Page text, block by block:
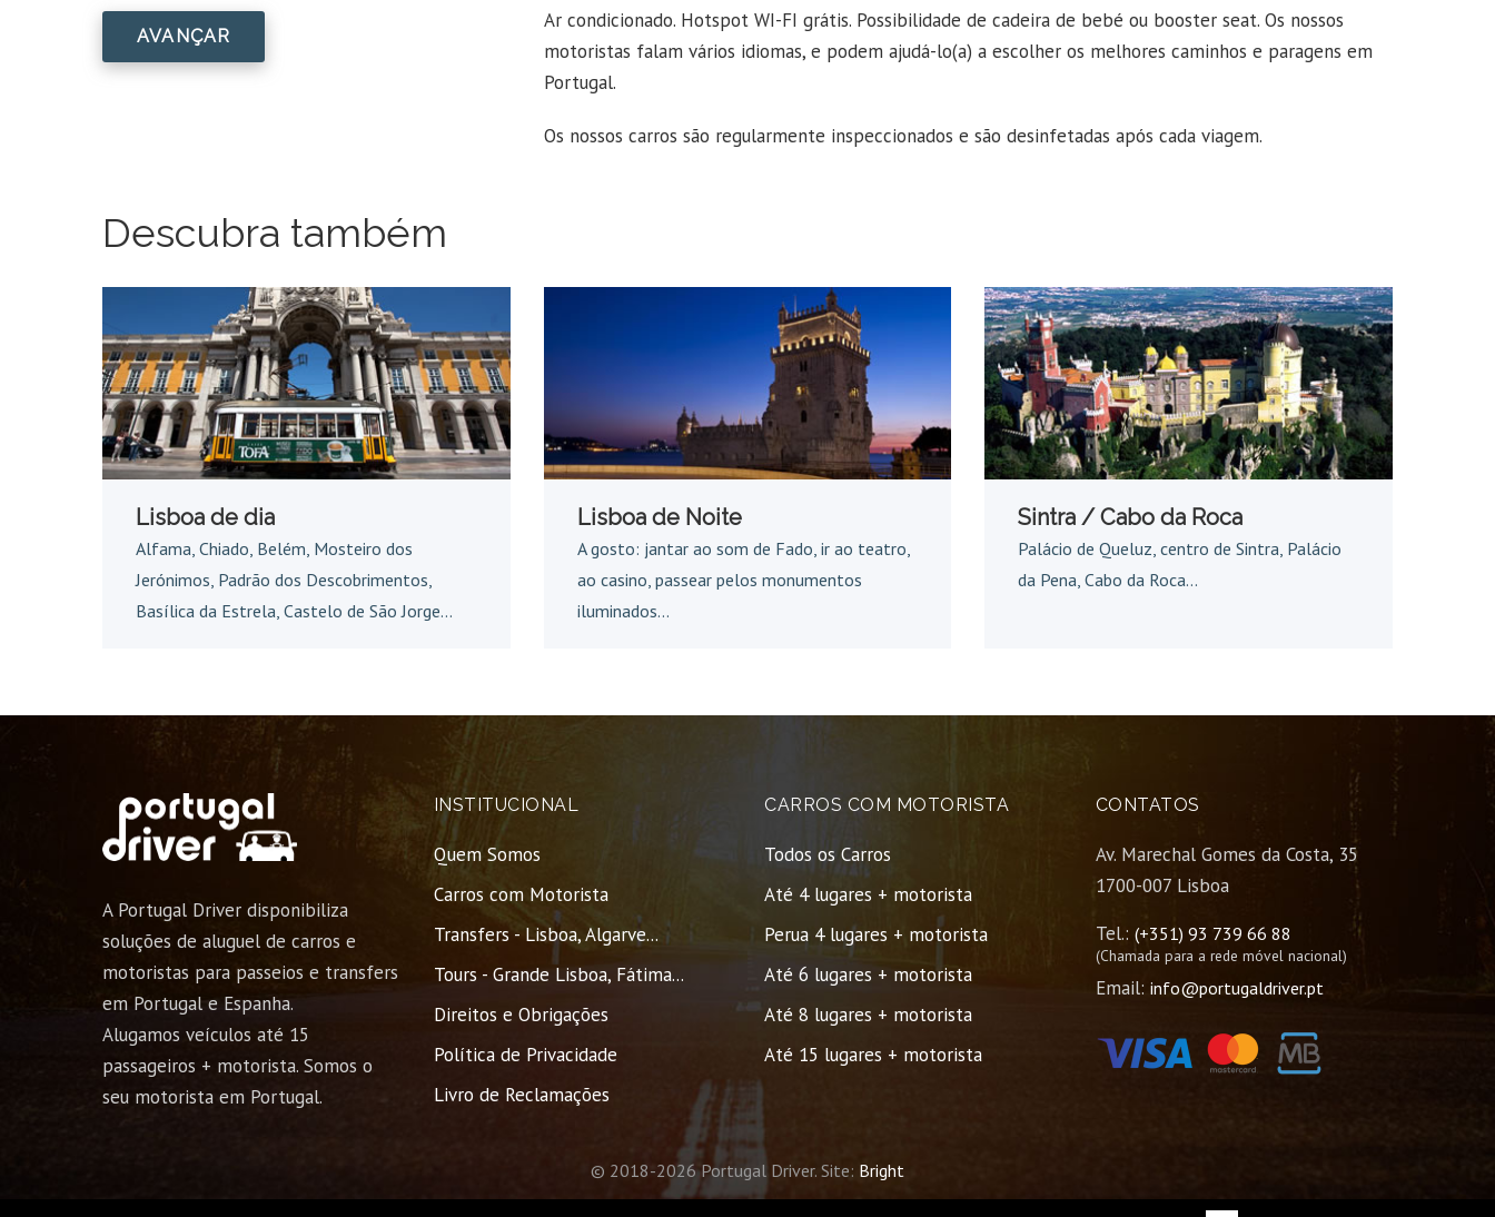
AVANÇAR
Ar condicionado. Hotspot WI-FI grátis. Possibilidade de cadeira de bebé ou booster seat. Os nossos
motoristas falam vários idiomas, e podem ajudá-lo(a) a escolher os melhores caminhos e paragens em
Portugal.
Os nossos carros são regularmente inspeccionados e são desinfetadas após cada viagem.
Descubra também
Lisboa de dia
Alfama, Chiado, Belém, Mosteiro dos
Jerónimos, Padrão dos Descobrimentos,
Basílica da Estrela, Castelo de São Jorge...
Lisboa de Noite
A gosto: jantar ao som de Fado, ir ao teatro,
ao casino, passear pelos monumentos
iluminados...
Sintra / Cabo da Roca
Palácio de Queluz, centro de Sintra, Palácio
da Pena, Cabo da Roca...
A Portugal Driver disponibiliza
soluções de aluguel de carros e
motoristas para passeios e transfers
em Portugal e Espanha.
Alugamos veículos até 15
passageiros + motorista. Somos o
seu motorista em Portugal.
INSTITUCIONAL
Quem Somos
Carros com Motorista
Transfers - Lisboa, Algarve...
Tours - Grande Lisboa, Fátima...
Direitos e Obrigações
Política de Privacidade
Livro de Reclamações
CARROS COM MOTORISTA
Todos os Carros
Até 4 lugares + motorista
Perua 4 lugares + motorista
Até 6 lugares + motorista
Até 8 lugares + motorista
Até 15 lugares + motorista
CONTATOS
Av. Marechal Gomes da Costa, 35
1700-007 Lisboa
Tel.: (+351) 93 739 66 88
(Chamada para a rede móvel nacional)
Email: info@portugaldriver.pt
© 2018-2026 Portugal Driver. Site: Bright